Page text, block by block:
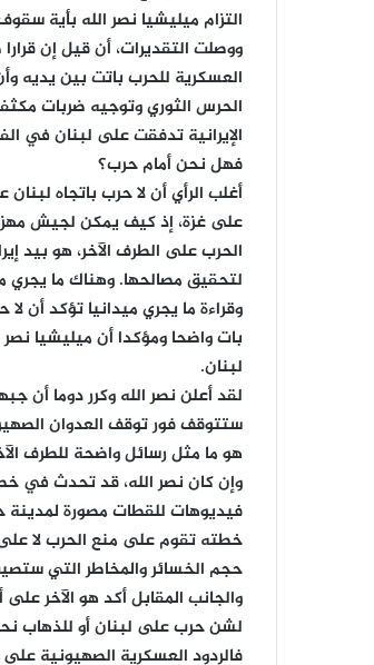
التزام ميليشيا نصر الله بأية
ووصلت التقديرات، أن قيل إن
العسكرية للحرب باتت بين يديه
الحرس الثوري وتوجيه ضربات
الإيرانية تدفقت على لبنان في
فهل نحن أمام حرب؟
أغلب الرأي أن لا حرب باتجاه
على غزة، إذ كيف يمكن لجيش
الحرب على الطرف الآخر، هو بيد
لتحقيق مصالحها. وهناك ما يجري
وقراءة ما يجري ميدانيا تؤكد أن
بات واضحا ومؤكدا أن ميليشيا
لبنان.
لقد أعلن نصر الله وكرر دوما أن
ستتوقف فور توقف العدوان
هو ما مثل رسائل واضحة للطرف
وإن كان نصر الله، قد تحدث في
فيديوهات للقطات مصورة لمدينة
خطته تقوم على منع الحرب لا
حجم الخسائر والمخاطر التي
والجانب المقابل أكد هو الآخر
لشن حرب على لبنان أو للذهاب
فالردود العسكرية الصهيونية